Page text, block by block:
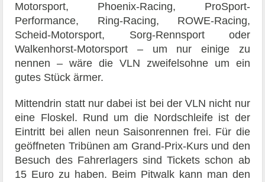
Motorsport, Phoenix-Racing, ProSport-
Performance, Ring-Racing, ROWE-Racing,
Scheid-Motorsport, Sorg-Rennsport oder
Walkenhorst-Motorsport – um nur einige zu
nennen – wäre die VLN zweifelsohne um ein
gutes Stück ärmer.
Mittendrin statt nur dabei ist bei der VLN nicht nur
eine Floskel. Rund um die Nordschleife ist der
Eintritt bei allen neun Saisonrennen frei. Für die
geöffneten Tribünen am Grand-Prix-Kurs und den
Besuch des Fahrerlagers sind Tickets schon ab
15 Euro zu haben. Beim Pitwalk kann man den